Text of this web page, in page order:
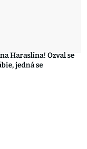
Haraslína! Ozval se
jedná se